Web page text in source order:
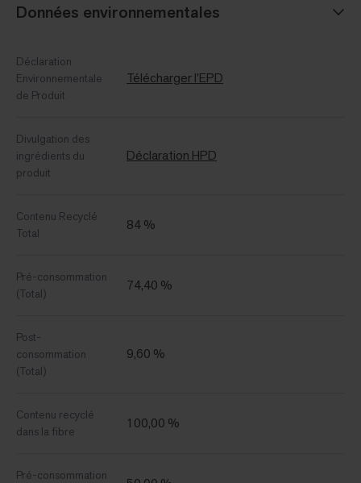
Données environnementales
Déclaration
Environnementale
de Produit
Télécharger l'EPD
Divulgation des
ingrédients du
produit
Déclaration HPD
Contenu Recyclé
Total
84 %
Pré-consommation
(Total)
74,40 %
Post-
consommation
(Total)
9,60 %
Contenu recyclé
dans la fibre
100,00 %
Pré-consommation